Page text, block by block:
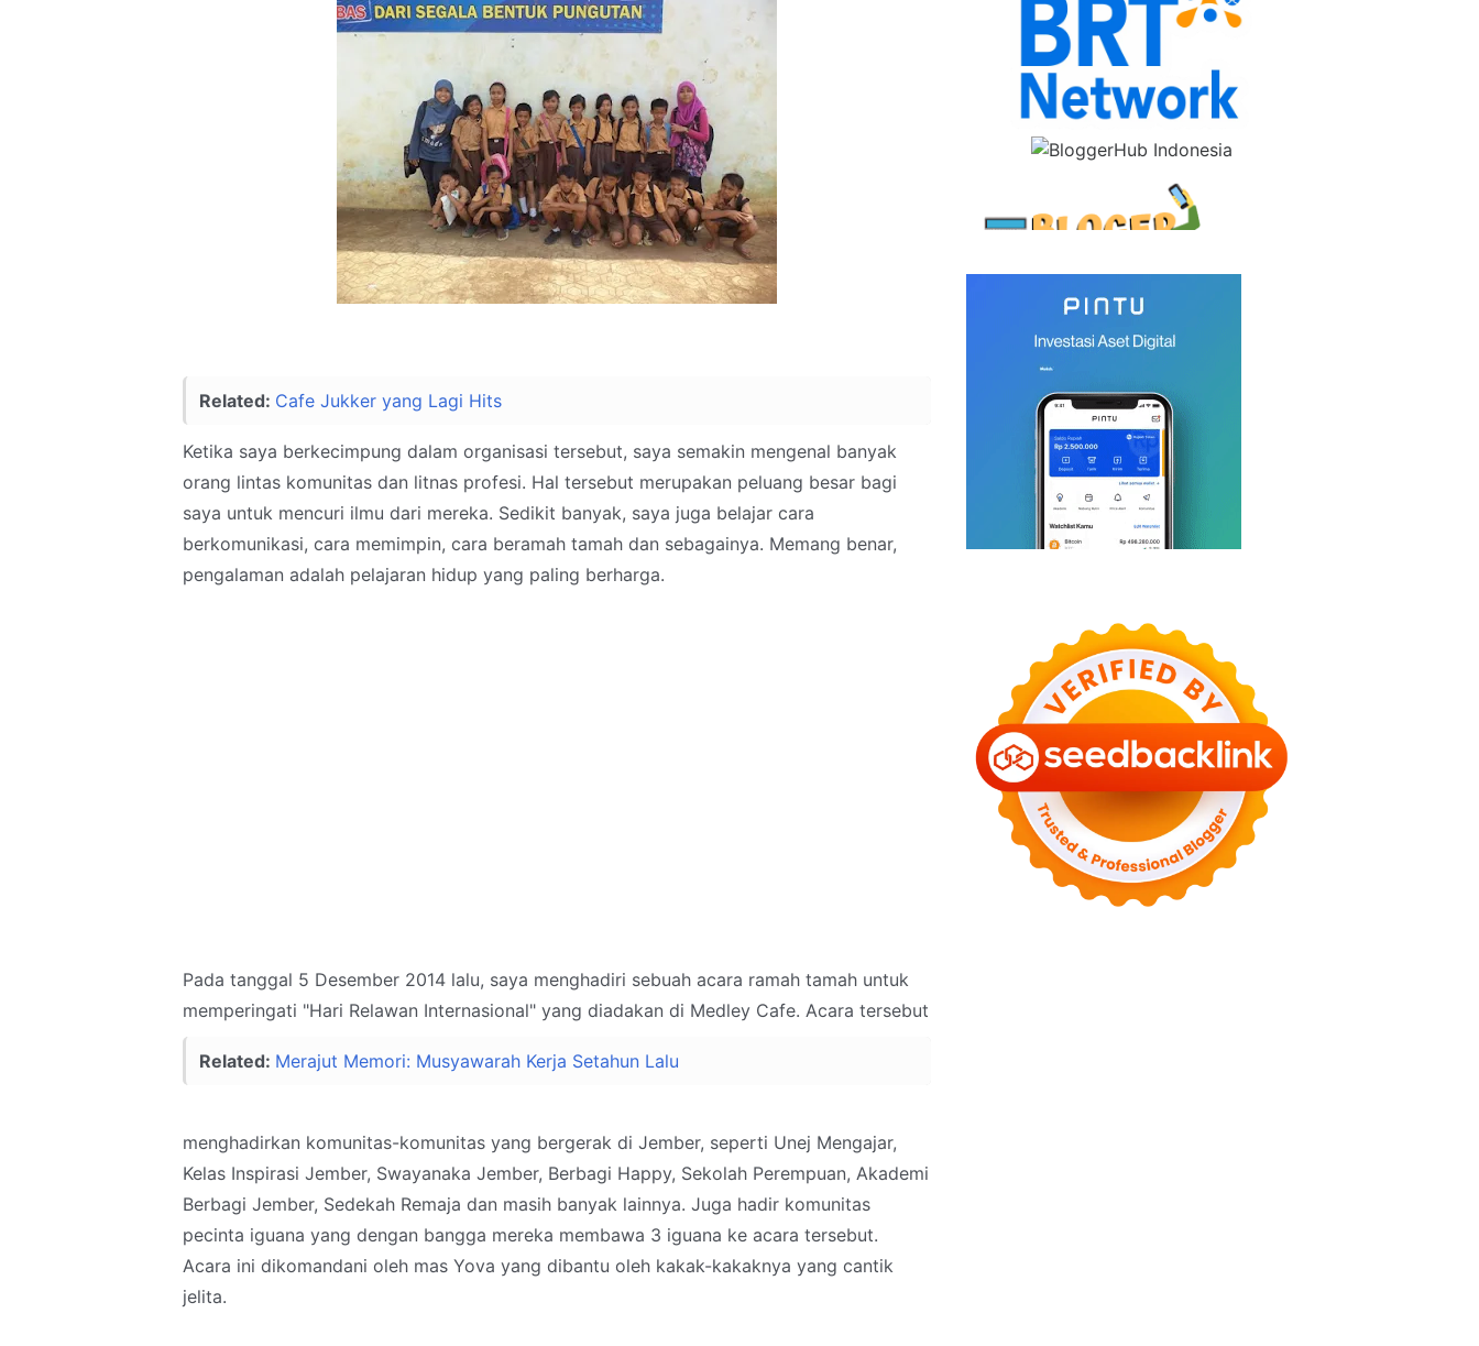
Related: Cafe Jukker yang Lagi Hits
Ketika saya berkecimpung dalam organisasi tersebut, saya semakin mengenal banyak
orang lintas komunitas dan litnas profesi. Hal tersebut merupakan peluang besar bagi
saya untuk mencuri ilmu dari mereka. Sedikit banyak, saya juga belajar cara
berkomunikasi, cara memimpin, cara beramah tamah dan sebagainya. Memang benar,
pengalaman adalah pelajaran hidup yang paling berharga.
Pada tanggal 5 Desember 2014 lalu, saya menghadiri sebuah acara ramah tamah untuk
memperingati "Hari Relawan Internasional" yang diadakan di Medley Cafe. Acara tersebut
Related: Merajut Memori: Musyawarah Kerja Setahun Lalu
menghadirkan komunitas-komunitas yang bergerak di Jember, seperti Unej Mengajar,
Kelas Inspirasi Jember, Swayanaka Jember, Berbagi Happy, Sekolah Perempuan, Akademi
Berbagi Jember, Sedekah Remaja dan masih banyak lainnya. Juga hadir komunitas
pecinta iguana yang dengan bangga mereka membawa 3 iguana ke acara tersebut.
Acara ini dikomandani oleh mas Yova yang dibantu oleh kakak-kakaknya yang cantik
jelita.